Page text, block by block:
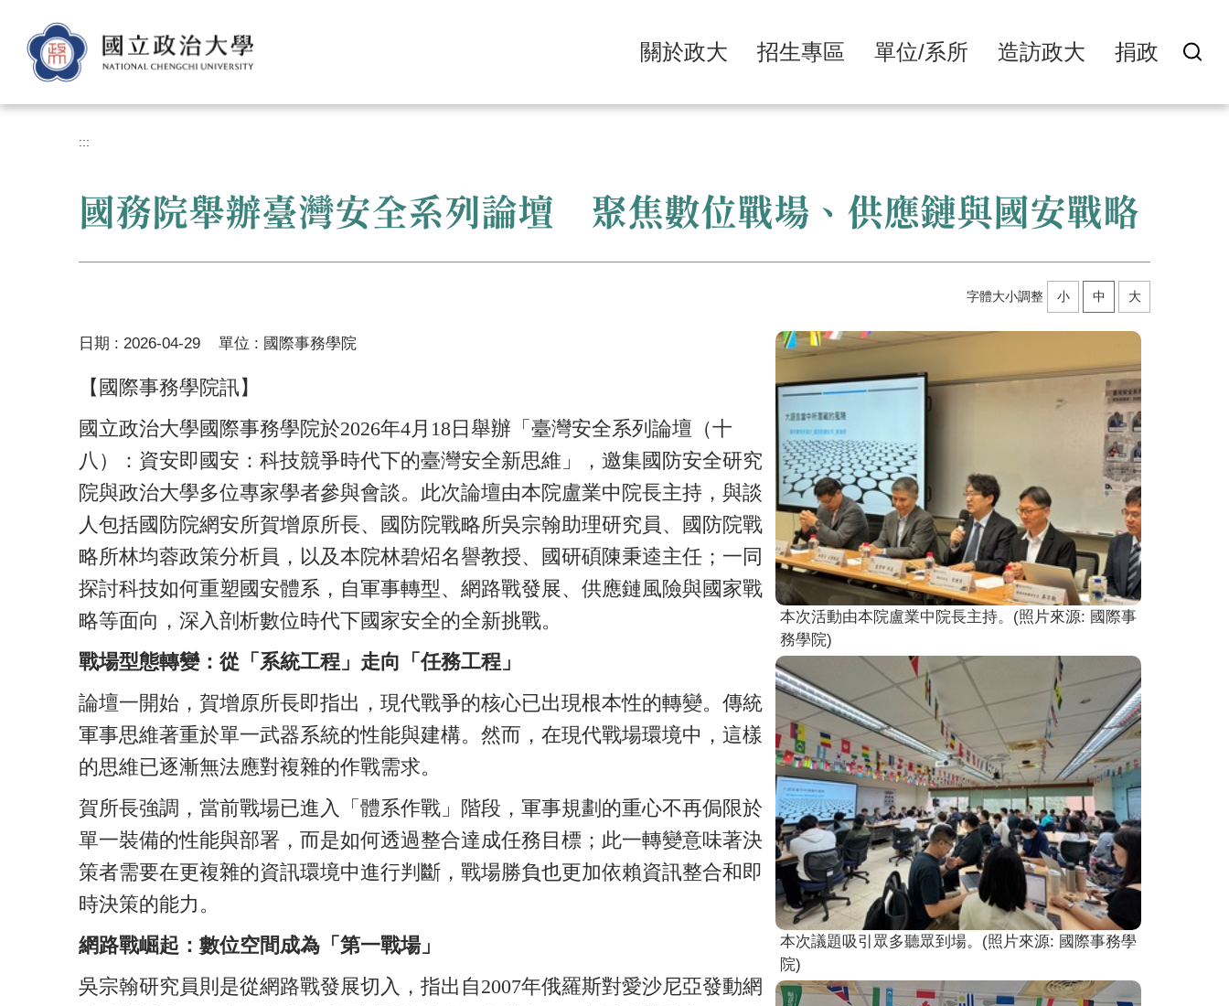
容
關於政大 招生專區 單位/系所 造訪政大 捐政
:::
國務院舉辦臺灣安全系列論壇 聚焦數位戰場、供應鏈與國安戰略
字體大小調整 小 中 大
本次活動由本院盧業中院長主持。(照片來源: 國際事
務學院)
本次議題吸引眾多聽眾到場。(照片來源: 國際事務學
院)
日期 : 2026-04-29 單位 : 國際事務學院
【國際事務學院訊】
國立政治大學國際事務學院於2026年4月18日舉辦「臺灣安全系列論壇（十
八）：資安即國安：科技競爭時代下的臺灣安全新思維」，邀集國防安全研究
院與政治大學多位專家學者參與會談。此次論壇由本院盧業中院長主持，與談
人包括國防院網安所賀增原所長、國防院戰略所吳宗翰助理研究員、國防院戰
略所林均蓉政策分析員，以及本院林碧炤名譽教授、國研碩陳秉逵主任；一同
探討科技如何重塑國安體系，自軍事轉型、網路戰發展、供應鏈風險與國家戰
略等面向，深入剖析數位時代下國家安全的全新挑戰。
戰場型態轉變：從「系統工程」走向「任務工程」
論壇一開始，賀增原所長即指出，現代戰爭的核心已出現根本性的轉變。傳統
軍事思維著重於單一武器系統的性能與建構。然而，在現代戰場環境中，這樣
的思維已逐漸無法應對複雜的作戰需求。
賀所長強調，當前戰場已進入「體系作戰」階段，軍事規劃的重心不再侷限於
單一裝備的性能與部署，而是如何透過整合達成任務目標；此一轉變意味著決
策者需要在更複雜的資訊環境中進行判斷，戰場勝負也更加依賴資訊整合和即
時決策的能力。
網路戰崛起：數位空間成為「第一戰場」
吳宗翰研究員則是從網路戰發展切入，指出自2007年俄羅斯對愛沙尼亞發動網